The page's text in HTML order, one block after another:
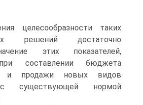
целесообразности таких
решений достаточно
этих показателей,
составлении бюджета
и продажи новых видов
с существующей нормой